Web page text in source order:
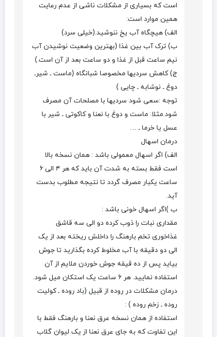
است که بسیاری از مشکلات ناشی از عدم رعایت
همین موارد است:
الف) هیچگاه آب یخ ننوشید.(خیلی سرد)
ب) ترک آب بین غذا (بهترین وضعیت نوشیدن آب
نیم ساعت قبل از غذا و دو ساعت بعد از آن است.)
ج) کاهش سردیها مخصوصا شبانگاه (ماست ـ شیرـ
دوغ ـ نوشابه ـ چایی )
توجه :سعی شود سردیها با مصلحات آن مصرف
شود.مثلا: ماست و دوغ با نعنا و کاکوتی ـ شیر با
عسل یا خرما ـ …
درمان اسهال
الف) اگر اسهال معمولی باشد : همان نسخه بالا
است فقط بسته به شدت آن باید که هر ۴ الی ۶
ساعت یکبار مصرف گردد تا نتیجه مطلوب بدست
آید.
ب )اگر اسهال خونی باشد :
مقداری نبات را ذوب کرده دو الی سه قاشق
غذاخوری تخم بارهنگ را داخلش ریخته بعد از یک
الی دو دقیقه با آب مخلوط کرده بگذارید تا جوش
بیاید پس از ده قیقه جوش خوردن ملایم از آن
استفاده نمایید. هر ۶ ساعت یک استکان میل شود.
درمان مشکلات در روده از قبیل (باد روده ـ کولیت
روده ـ زخم روده ) :
استفاده از همان نسخه عرق نعنا و بارهنگ فقط با
این تفاوت که به جای عرق نعنا از یک لیوان گلاب